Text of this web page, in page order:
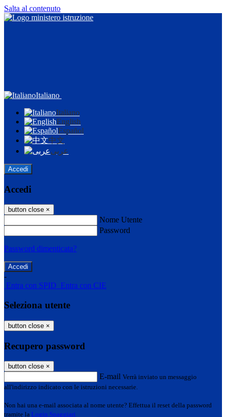
Salta al contenuto
Italiano
Italiano
English
Español
中文
عربى
Accedi
Accedi
button close ×
Nome Utente
Password
Password dimenticata?
-
Entra con SPID Entra con CIE
Seleziona utente
button close ×
Recupero password
button close ×
E-mail Verrà inviato un messaggio
all'indirizzo indicato con le istruzioni necessarie.
Non hai una e-mail associata al nome utente? Effettua il reset della password
tramite la Login Spaggiari